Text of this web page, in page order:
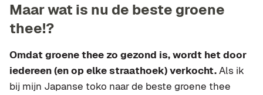
Maar wat is nu de beste groene
thee!?
Omdat groene thee zo gezond is, wordt het door
iedereen (en op elke straathoek) verkocht.Als ik
bij mijn Japanse toko naar de beste groene thee